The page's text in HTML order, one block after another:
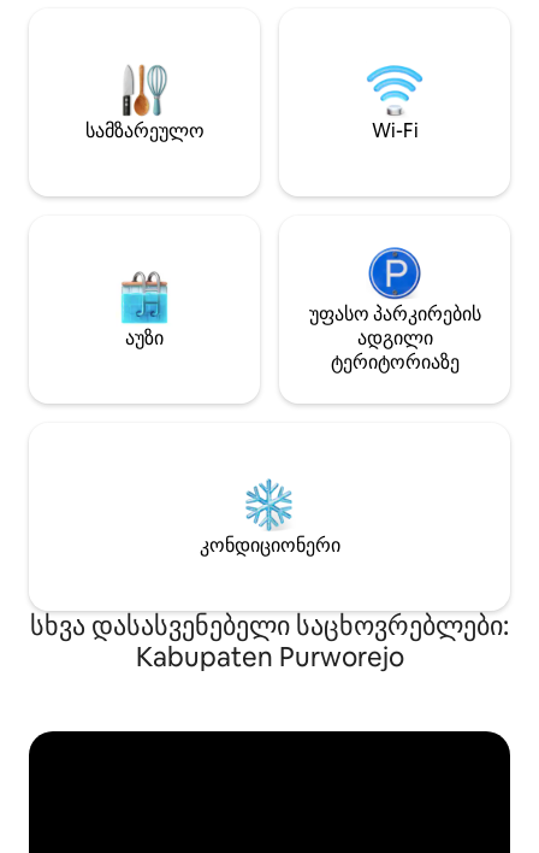
სტრატეგიული მდებარეობა, მთავარ
ადგილებში მარტივი მისასვლელობა,
მაგრამ მაინც წყნარი და
განმარტოებული, მაქსიმალური
შინაურად, სადაც არ უნდა იყოთ
სამზარეულო Wi-Fi
აუზი
უფასო პარკირების
ადგილი
ტერიტორიაზე
კონდიციონერი
სხვა დასასვენებელი საცხოვრებლები:
Kabupaten Purworejo